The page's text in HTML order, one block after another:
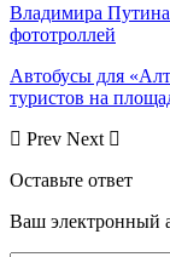
Владимира Путина
фототроллей
Автобусы для
туристов на
Prev Next
Оставьте ответ
Ваш электронный